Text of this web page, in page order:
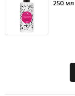
250 мл